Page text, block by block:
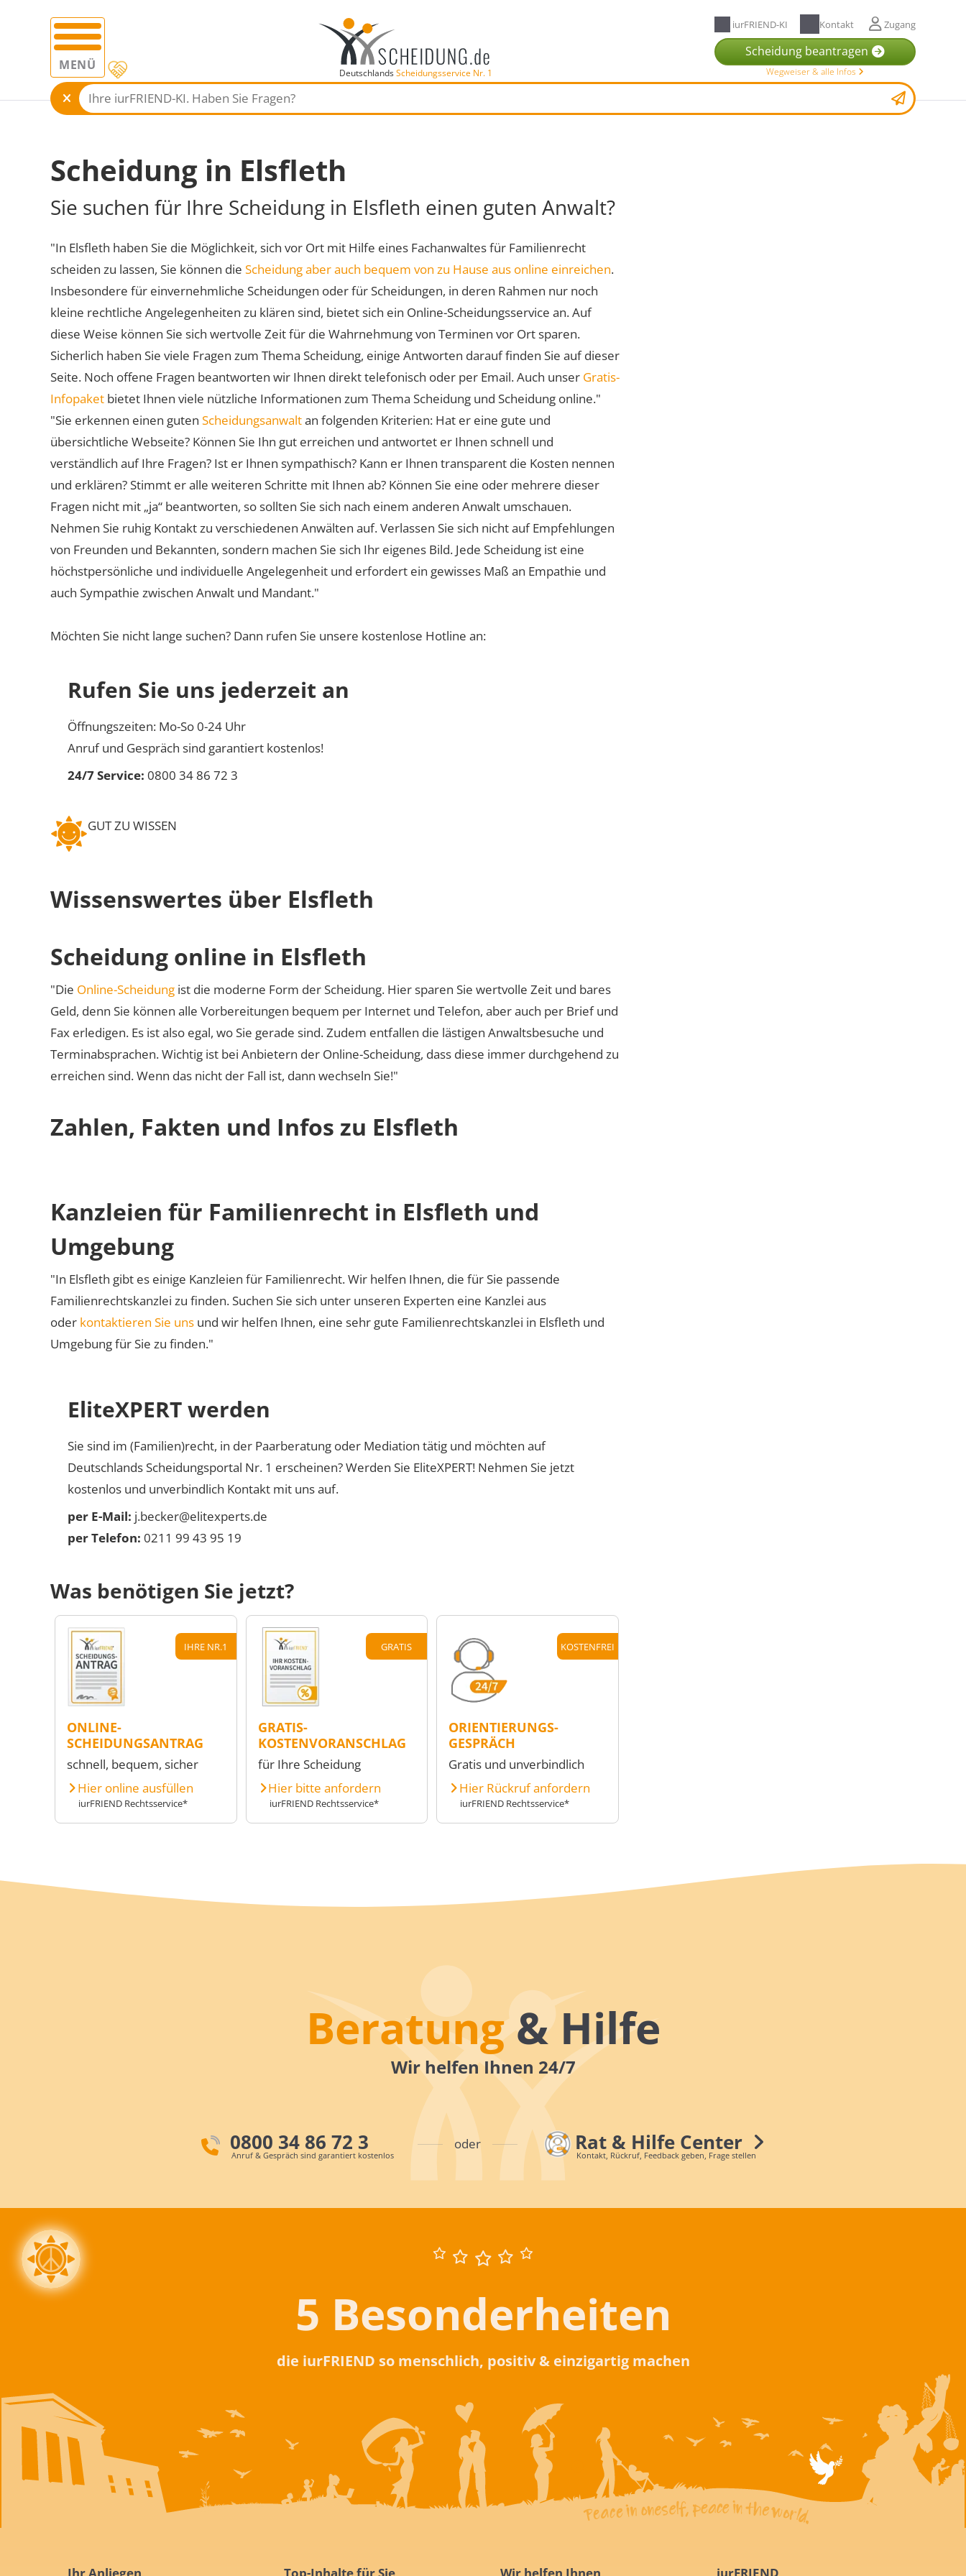
MENÜ DeutschlandsScheidungsservice Nr. 1
iurFRIEND-KI Kontakt Zugang
Scheidung beantragen
Wegweiser & alle Infos
Scheidung in Elsfleth
Sie suchen für Ihre Scheidung in Elsfleth einen guten Anwalt?
"In Elsfleth haben Sie die Möglichkeit, sich vor Ort mit Hilfe eines Fachanwaltes für Familienrecht
scheiden zu lassen, Sie können die Scheidung aber auch bequem von zu Hause aus online einreichen.
Insbesondere für einvernehmliche Scheidungen oder für Scheidungen, in deren Rahmen nur noch
kleine rechtliche Angelegenheiten zu klären sind, bietet sich ein Online-Scheidungsservice an. Auf
diese Weise können Sie sich wertvolle Zeit für die Wahrnehmung von Terminen vor Ort sparen.
Sicherlich haben Sie viele Fragen zum Thema Scheidung, einige Antworten darauf finden Sie auf dieser
Seite. Noch offene Fragen beantworten wir Ihnen direkt telefonisch oder per Email. Auch unser Gratis-
Infopaket bietet Ihnen viele nützliche Informationen zum Thema Scheidung und Scheidung online."
"Sie erkennen einen guten Scheidungsanwaltan folgenden Kriterien: Hat er eine gute und
übersichtliche Webseite? Können Sie Ihn gut erreichen und antwortet er Ihnen schnell und
verständlich auf Ihre Fragen? Ist er Ihnen sympathisch? Kann er Ihnen transparent die Kosten nennen
und erklären? Stimmt er alle weiteren Schritte mit Ihnen ab? Können Sie eine oder mehrere dieser
Fragen nicht mit „ja“ beantworten, so sollten Sie sich nach einem anderen Anwalt umschauen.
Nehmen Sie ruhig Kontakt zu verschiedenen Anwälten auf. Verlassen Sie sich nicht auf Empfehlungen
von Freunden und Bekannten, sondern machen Sie sich Ihr eigenes Bild. Jede Scheidung ist eine
höchstpersönliche und individuelle Angelegenheit und erfordert ein gewisses Maß an Empathie und
auch Sympathie zwischen Anwalt und Mandant."
Möchten Sie nicht lange suchen? Dann rufen Sie unsere kostenlose Hotline an:
Rufen Sie uns jederzeit an
Öffnungszeiten: Mo-So 0-24 Uhr
Anruf und Gespräch sind garantiert kostenlos!
24/7 Service: 0800 34 86 72 3
GUT ZU WISSEN
Wissenswertes über Elsfleth
Scheidung online in Elsfleth
"Die Online-Scheidung ist die moderne Form der Scheidung. Hier sparen Sie wertvolle Zeit und bares
Geld, denn Sie können alle Vorbereitungen bequem per Internet und Telefon, aber auch per Brief und
Fax erledigen. Es ist also egal, wo Sie gerade sind. Zudem entfallen die lästigen Anwaltsbesuche und
Terminabsprachen. Wichtig ist bei Anbietern der Online-Scheidung, dass diese immer durchgehend zu
erreichen sind. Wenn das nicht der Fall ist, dann wechseln Sie!"
Zahlen, Fakten und Infos zu Elsfleth
Kanzleien für Familienrecht in Elsfleth und
Umgebung
"In Elsfleth gibt es einige Kanzleien für Familienrecht. Wir helfen Ihnen, die für Sie passende
Familienrechtskanzlei zu finden. Suchen Sie sich unter unseren Experten eine Kanzlei aus
oder kontaktieren Sie uns und wir helfen Ihnen, eine sehr gute Familienrechtskanzlei in Elsfleth und
Umgebung für Sie zu finden."
EliteXPERT werden
Sie sind im (Familien)recht, in der Paarberatung oder Mediation tätig und möchten auf
Deutschlands Scheidungsportal Nr. 1 erscheinen? Werden Sie EliteXPERT! Nehmen Sie jetzt
kostenlos und unverbindlich Kontakt mit uns auf.
per E-Mail: j.becker@elitexperts.de
per Telefon: 0211 99 43 95 19
Was benötigen Sie jetzt?
IHRE NR.1
ONLINE-
SCHEIDUNGSANTRAG
schnell, bequem, sicher
Hier online ausfüllen
iurFRIEND Rechtsservice*
GRATIS
GRATIS-
KOSTENVORANSCHLAG
für Ihre Scheidung
Hier bitte anfordern
iurFRIEND Rechtsservice*
KOSTENFREI
ORIENTIERUNGS-
GESPRÄCH
Gratis und unverbindlich
Hier Rückruf anfordern
iurFRIEND Rechtsservice*
Beratung& Hilfe
Wir helfen Ihnen 24/7
0800 34 86 72 3
Anruf & Gespräch sind garantiert kostenlos
oder Rat & Hilfe Center
Kontakt, Rückruf, Feedback geben, Frage stellen
5 Besonderheiten
die iurFRIEND so menschlich, positiv & einzigartig machen